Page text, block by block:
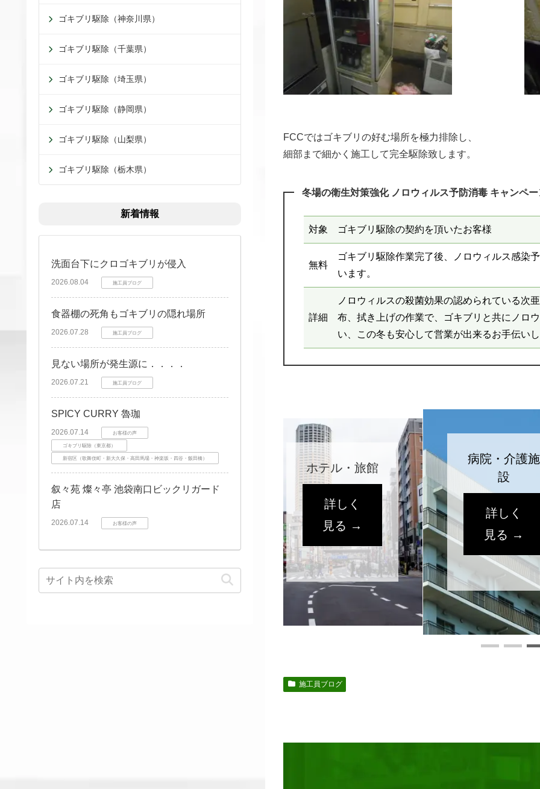
FCCではゴキブリの好む場所を極力排除し、
細部まで細かく施工して完全駆除致します。
冬場の衛生対策強化 ノロウィルス予防消毒 キャンペー
対象 ゴキブリ駆除の契約を頂いたお客様
無料
ゴキブリ駆除作業完了後、ノロウィルス感染
います。
詳細
ノロウィルスの殺菌効果の認められている次
布、拭き上げの作業で、ゴキブリと共にノロ
い、この冬も安心して営業が出来るお手伝い
ホテル・旅館
病院・介護施
設
詳しく
見る →
個人
施工員ブログ
ゴキブリ駆除（神奈川県）
ゴキブリ駆除（千葉県）
ゴキブリ駆除（埼玉県）
ゴキブリ駆除（静岡県）
ゴキブリ駆除（山梨県）
ゴキブリ駆除（栃木県）
新着情報
洗面台下にクロゴキブリが侵入
2026.08.04 施工員ブログ
食器棚の死角もゴキブリの隠れ場所
2026.07.28 施工員ブログ
見ない場所が発生源に．．．．
2026.07.21 施工員ブログ
SPICY CURRY 魯珈
2026.07.14 お客様の声
ゴキブリ駆除（東京都）
新宿区（歌舞伎町・新大久保・高田馬場・神楽坂・四谷・飯田橋）
叙々苑 燦々亭 池袋南口ビックリガード
店
2026.07.14 お客様の声